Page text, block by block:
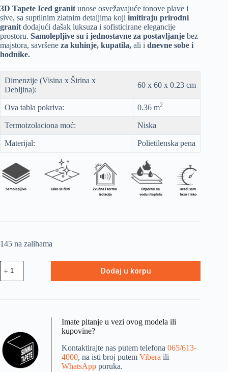
3D Tapete Iced granit unose osvežavajuće tonove plave i
sive, sa suptilnim zlatnim detaljima koji imitiraju prirodni
granit dodajući dašak luksuza i sofisticirane elegancije
prostoru. Samolepljive su i jednostavne za postavljanje bez
majstora, savršene za kuhinje, kupatila, ali i dnevne sobe i
hodnike.
Dimenzije (Visina x Širina x
Debljina):
60 x 60 x 0.23 cm
Ova tabla pokriva: 0.36 m2
Termoizolaciona moć: Niska
Materijal: Polietilenska pena
145 na zalihama
Dodaj u korpu
Imate pitanje u vezi ovog modela ili
kupovine?
Kontaktirajte nas putem telefona 065/613-
4000, na isti broj putem Vibera ili
WhatsApp poruka.